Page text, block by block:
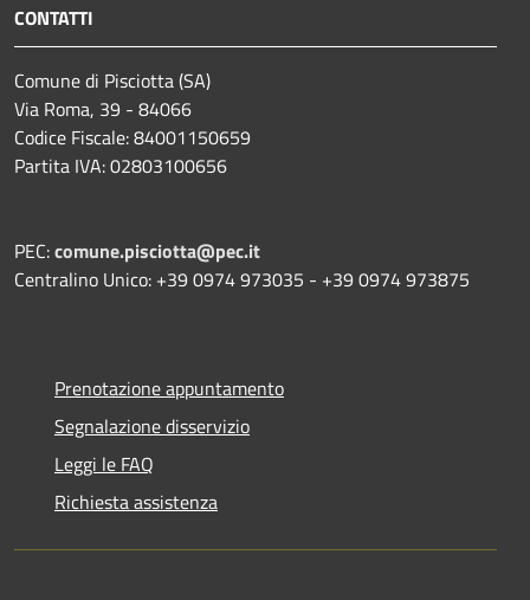
CONTATTI
Comune di Pisciotta (SA)
Via Roma, 39 - 84066
Codice Fiscale: 84001150659
Partita IVA: 02803100656
PEC:comune.pisciotta@pec.it
Centralino Unico: +39 0974 973035 - +39 0974 973875
Prenotazione appuntamento
Segnalazione disservizio
Leggi le FAQ
Richiesta assistenza